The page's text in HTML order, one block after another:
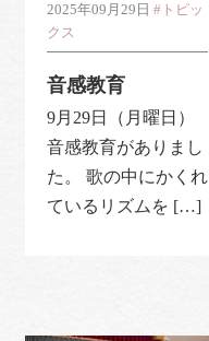
2025年09月29日 #トピッ
クス
音感教育
9月29日（月曜日）
音感教育がありまし
た。 歌の中にかくれ
ているリズムを […]